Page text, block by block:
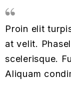
Proin elit
at velit.
scelerisque.
Aliquam